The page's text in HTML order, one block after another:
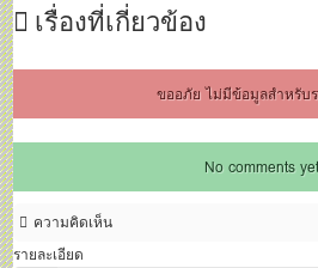
เรื่องที่เกี่ยวข้อง
ขออภัย ไม่มีข้อมูลสำหรับ
No comments yet
ความคิดเห็น
รายละเอียด